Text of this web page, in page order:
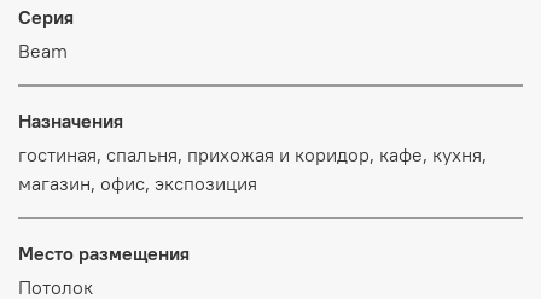
Серия
Beam
Назначения
гостиная, спальня, прихожая и коридор, кафе, кухня,
магазин, офис, экспозиция
Место размещения
Потолок